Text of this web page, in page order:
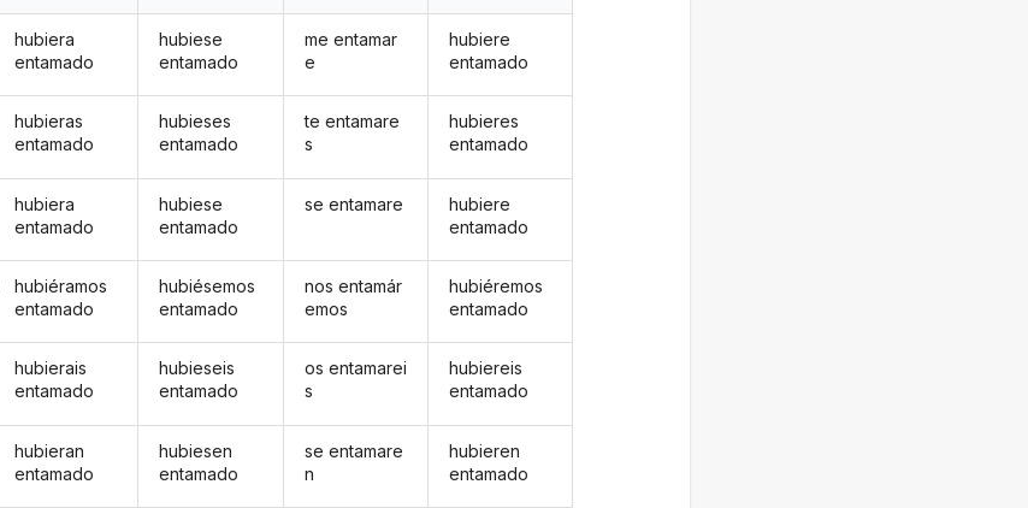
hubiera
entamado
hubieras
entamado
hubiera
entamado
hubiéramos
entamado
hubierais
entamado
hubieran
entamado
hubiese
entamado
hubieses
entamado
hubiese
entamado
hubiésemos
entamado
hubieseis
entamado
hubiesen
entamado
me entamar
e
te entamare
s
se entamare
nos entamár
emos
os entamarei
s
se entamare
n
hubiere
entamado
hubieres
entamado
hubiere
entamado
hubiéremos
entamado
hubiereis
entamado
hubieren
entamado